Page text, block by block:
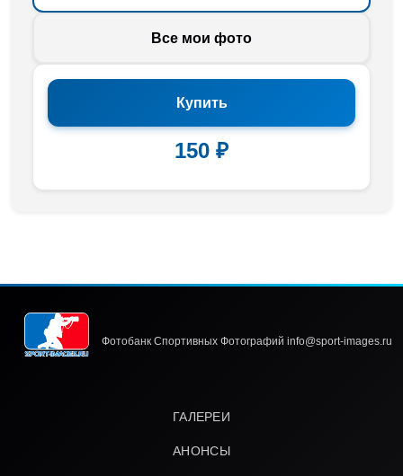
Все мои фото
Купить
150 ₽
Фотобанк Спортивных Фотографий info@sport-images.ru
ГАЛЕРЕИ
АНОНСЫ